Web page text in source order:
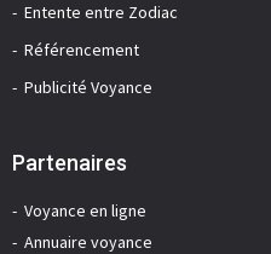
Entente entre Zodiac
Référencement
Publicité Voyance
Partenaires
Voyance en ligne
Annuaire voyance